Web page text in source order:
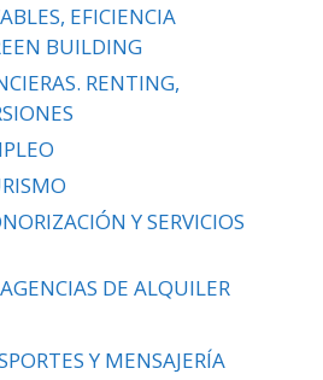
EFICIENCIA
BUILDING
RENTING,
Y SERVICIOS
DE ALQUILER
Y MENSAJERÍA